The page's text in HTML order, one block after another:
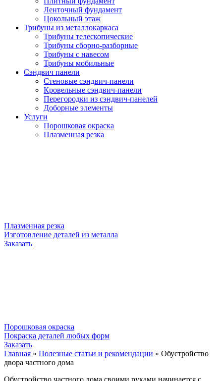
Ленточный фундамент
Цокольный этаж
Трибуны из металлокаркаса
Трибуны телескопические
Трибуны сборно-разборные
Трибуны с навесом
Трибуны мобильные
Сэндвич панели
Стеновые сэндвич-панели
Кровельные сэндвич-панели
Перегородки из сэндвич-панелей
Доборные элементы
Услуги
Порошковая окраска
Плазменная резка
Плазменная резка
Изготовление деталей из металла
Заказать
Порошковая окраска
Покраска деталей любых форм
Заказать
Главная » Полезные статьи и рекомендации » Обустройство
двора частного дома
Обустройство частного дома своими руками начинается с